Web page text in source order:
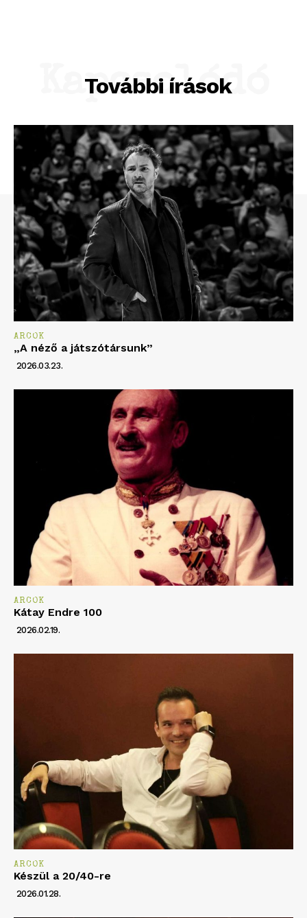
További írások
Kapcsolódó
ARCOK
„A néző a játszótársunk”
2026.03.23.
ARCOK
Kátay Endre 100
2026.02.19.
ARCOK
Készül a 20/40-re
2026.01.28.